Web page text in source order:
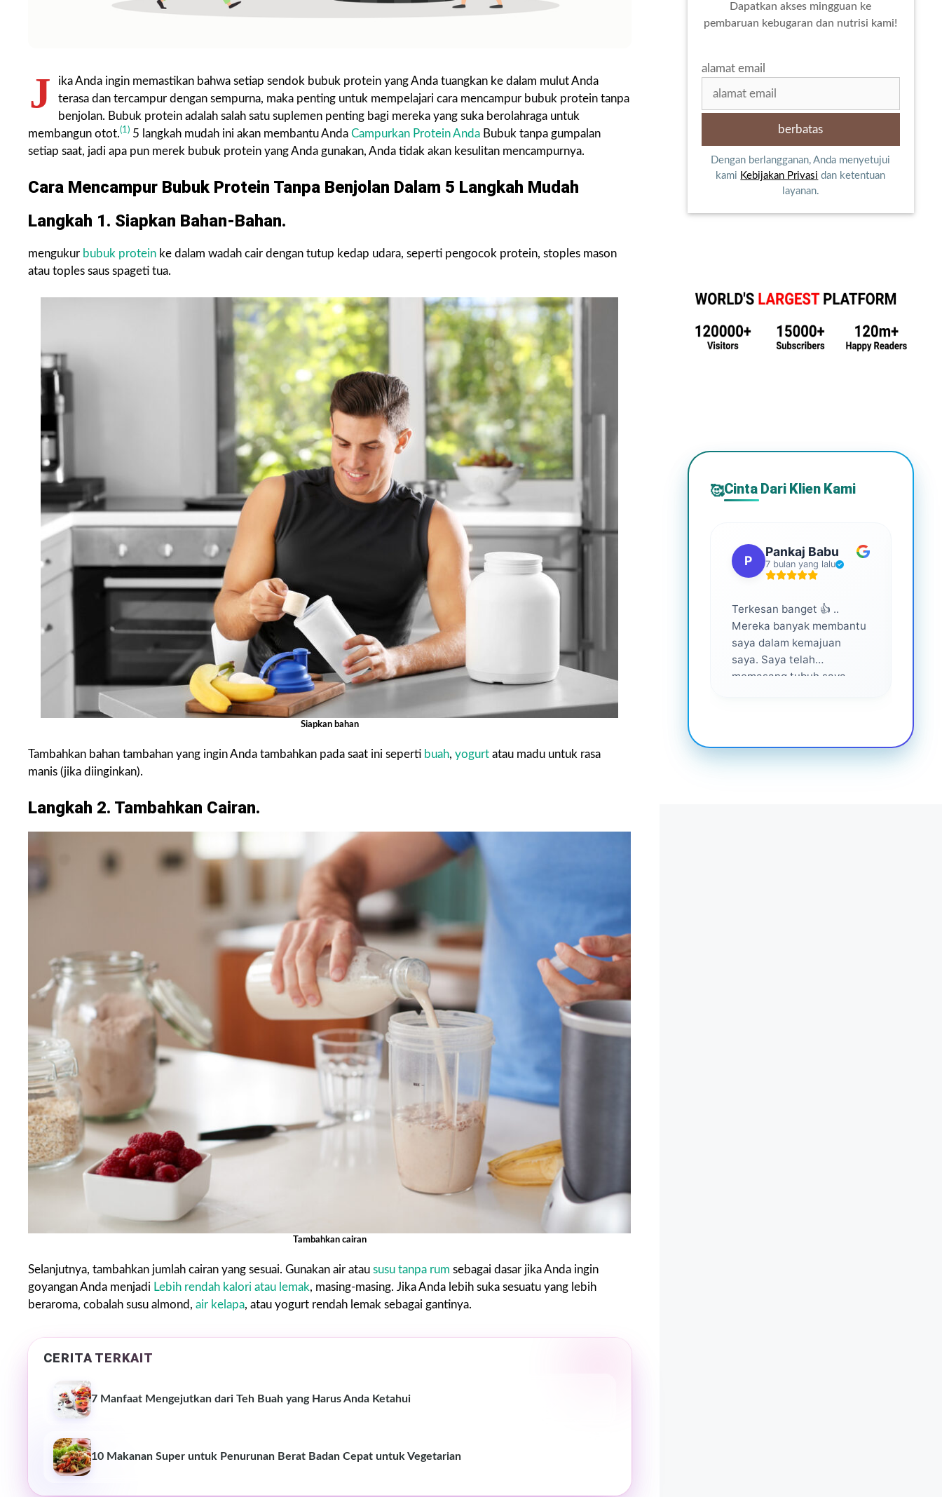
J
ika Anda ingin memastikan bahwa setiap sendok bubuk protein yang Anda tuangkan ke dalam mulut Anda
terasa dan tercampur dengan sempurna, maka penting untuk mempelajari cara mencampur bubuk protein tanpa
benjolan. Bubuk protein adalah salah satu suplemen penting bagi mereka yang suka berolahraga untuk
membangun otot.(1) 5 langkah mudah ini akan membantu Anda Campurkan Protein Anda Bubuk tanpa gumpalan
setiap saat, jadi apa pun merek bubuk protein yang Anda gunakan, Anda tidak akan kesulitan mencampurnya.
Cara Mencampur Bubuk Protein Tanpa Benjolan Dalam 5 Langkah Mudah
Langkah 1. Siapkan Bahan-Bahan.
mengukur bubuk protein ke dalam wadah cair dengan tutup kedap udara, seperti pengocok protein, stoples mason
atau toples saus spageti tua.
Siapkan bahan
Tambahkan bahan tambahan yang ingin Anda tambahkan pada saat ini seperti buah, yogurt atau madu untuk rasa
manis (jika diinginkan).
Langkah 2. Tambahkan Cairan.
Tambahkan cairan
Selanjutnya, tambahkan jumlah cairan yang sesuai. Gunakan air atau susu tanpa rum sebagai dasar jika Anda ingin
goyangan Anda menjadi Lebih rendah kalori atau lemak, masing-masing. Jika Anda lebih suka sesuatu yang lebih
beraroma, cobalah susu almond, air kelapa, atau yogurt rendah lemak sebagai gantinya.
CERITA TERKAIT
7 Manfaat Mengejutkan dari Teh Buah yang Harus Anda Ketahui
10 Makanan Super untuk Penurunan Berat Badan Cepat untuk Vegetarian
Dapatkan akses mingguan ke
pembaruan kebugaran dan nutrisi kami!
alamat email
Dengan berlangganan, Anda menyetujui
kami Kebijakan Privasi dan ketentuan
layanan.
🥰Cinta Dari Klien Kami
P
Pankaj Babu
7 bulan yang lalu
Terkesan banget 👍 ..
Mereka banyak membantu
saya dalam kemajuan
saya. Saya telah
memasang tubuh saya
dari mereka 💕